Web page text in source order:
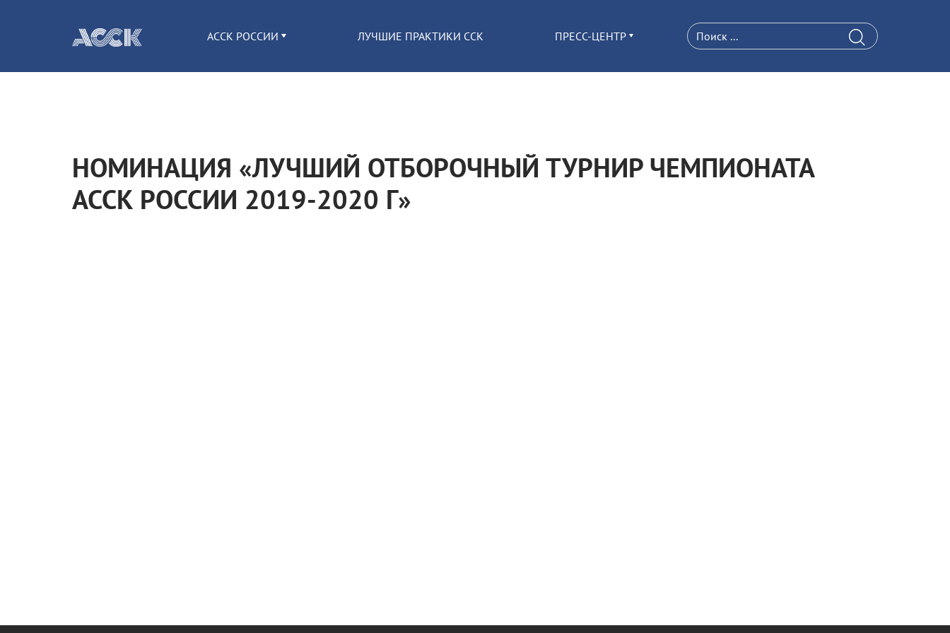
АССК РОССИИ ЛУЧШИЕ ПРАКТИКИ ССК ПРЕСС-ЦЕНТР
НОМИНАЦИЯ «ЛУЧШИЙ ОТБОРОЧНЫЙ ТУРНИР ЧЕМПИОНАТА
АССК РОССИИ 2019-2020 Г»